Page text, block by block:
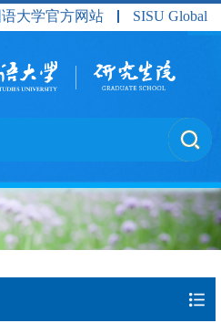
语大学官方网站 SISU Global